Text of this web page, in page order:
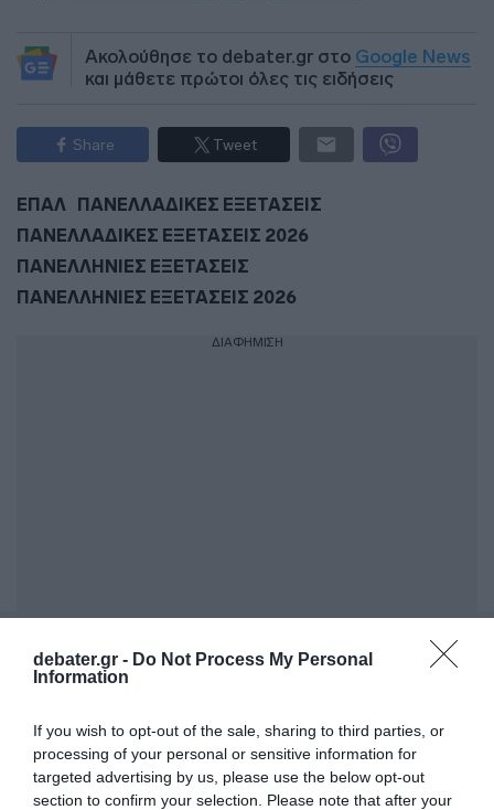
debater.gr - Do Not Process My Personal
Information
If you wish to opt-out of the sale, sharing to third parties, or
processing of your personal or sensitive information for
targeted advertising by us, please use the below opt-out
section to confirm your selection. Please note that after your
Ακολούθησε το debater.gr στο Google News
και μάθετε πρώτοι όλες τις ειδήσεις
Share Tweet
ΕΠΑΛ
ΠΑΝΕΛΛΑΔΙΚΕΣ ΕΞΕΤΑΣΕΙΣ
ΠΑΝΕΛΛΑΔΙΚΕΣ ΕΞΕΤΑΣΕΙΣ 2026
ΠΑΝΕΛΛΗΝΙΕΣ ΕΞΕΤΑΣΕΙΣ
ΠΑΝΕΛΛΗΝΙΕΣ ΕΞΕΤΑΣΕΙΣ 2026
ΔΙΑΦΗΜΙΣΗ
ΣΧΟΛΙΑ